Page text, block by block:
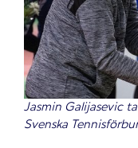
Jasmin Galijasevic
Svenska